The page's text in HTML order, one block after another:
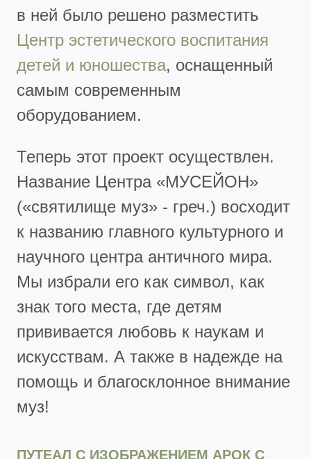
в ней было решено разместить
Центр эстетического воспитания
детей и юношества, оснащенный
самым современным
оборудованием.
Теперь этот проект осуществлен.
Название Центра «МУСЕЙОН»
(«святилище муз» - греч.) восходит
к названию главного культурного и
научного центра античного мира.
Мы избрали его как символ, как
знак того места, где детям
прививается любовь к наукам и
искусствам. А также в надежде на
помощь и благосклонное внимание
муз!
ПУТЕАЛ С ИЗОБРАЖЕНИЕМ АРОК С